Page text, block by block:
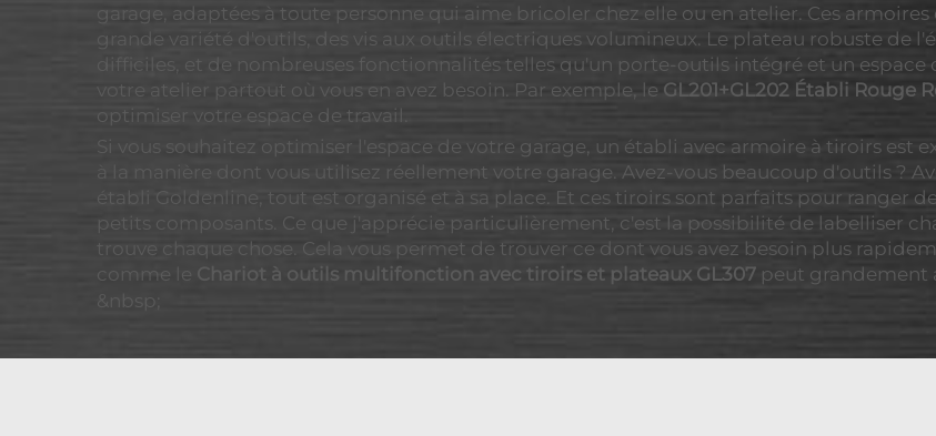
garage, adaptées à toute personne qui aime bricoler chez elle ou en atelier. Ces
grande variété d'outils, des vis aux outils électriques volumineux. Le plateau robuste de
difficiles, et de nombreuses fonctionnalités telles qu'un porte-outils intégré et un
votre atelier partout où vous en avez besoin. Par exemple, le GL201+GL202 Établi Rouge
optimiser votre espace de travail.
Si vous souhaitez optimiser l'espace de votre garage, un établi avec armoire à tiroirs est
à la manière dont vous utilisez réellement votre garage. Avez-vous beaucoup d'outils ?
établi Goldenline, tout est organisé et à sa place. Et ces tiroirs sont parfaits pour ranger
petits composants. Ce que j'apprécie particulièrement, c'est la possibilité de labelliser
trouve chaque chose. Cela vous permet de trouver ce dont vous avez besoin plus
comme le Chariot à outils multifonction avec tiroirs et plateaux GL307 peut grandement
&nbsp;